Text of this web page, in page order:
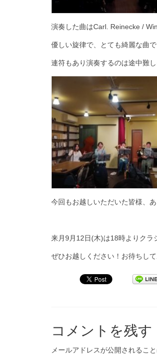
演奏した曲はCarl. Reinecke /
優しい旋律で、とても綺麗な曲
連符もあり演奏するのは途中難
今回もお越しいただいた皆様、
来月9月12日(木)は18時よりクラ
ぜひお越しください！お待ちし
コメントを残す
メールアドレスが公開されること